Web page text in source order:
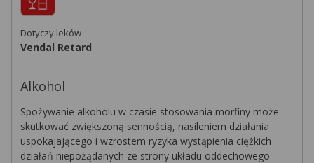
Dotyczy leków
Vendal Retard
Alkohol
Spożywanie alkoholu w czasie stosowania morfiny może
skutkować zwiększoną sennością, nasileniem działania
uspokajającego i wzrostem ryzyka wystąpienia ciężkich
działań niepożądanych ze strony układu oddechowego